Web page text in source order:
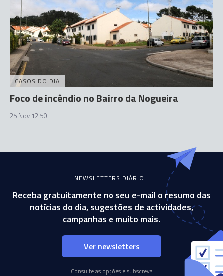
CASOS DO DIA
Foco de incêndio no Bairro da Nogueira
25 Nov 12:50
NEWSLETTERS DIÁRIO
Receba gratuitamente no seu e-mail o resumo das
notícias do dia, sugestões de actividades,
campanhas e muito mais.
Ver newsletters
Consulte as opções e subscreva